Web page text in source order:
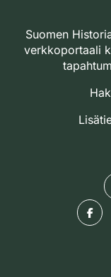
Suomen
verkkoportaali